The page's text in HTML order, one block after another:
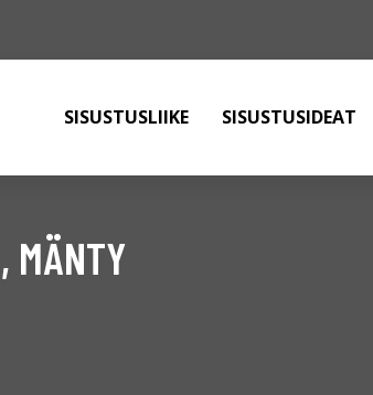
SISUSTUSLIIKE SISUSTUSIDEAT
MÄNTY